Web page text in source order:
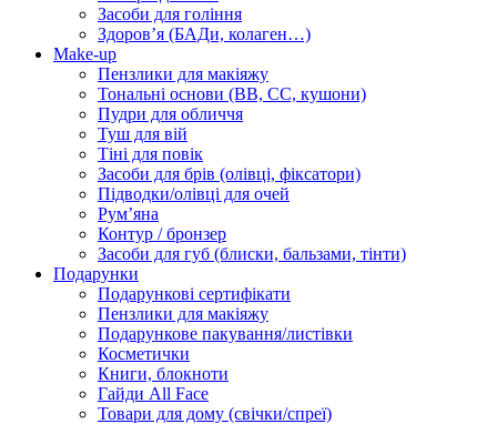
Засоби для гоління
Здоровʼя (БАДи, колаген…)
Make-up
Пензлики для макіяжу
Тональні основи (BB, CC, кушони)
Пудри для обличчя
Туш для вій
Тіні для повік
Засоби для брів (олівці, фіксатори)
Підводки/олівці для очей
Румʼяна
Контур / бронзер
Засоби для губ (блиски, бальзами, тінти)
Подарунки
Подарункові сертифікати
Пензлики для макіяжу
Подарункове пакування/листівки
Косметички
Книги, блокноти
Гайди All Face
Товари для дому (свічки/спреї)